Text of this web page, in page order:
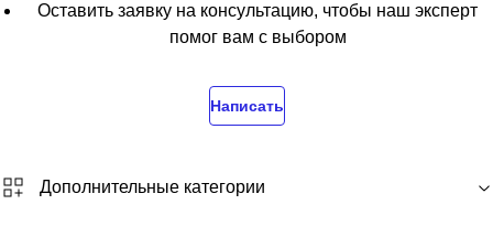
Оставить заявку на консультацию, чтобы наш эксперт
помог вам с выбором
Написать
Дополнительные категории